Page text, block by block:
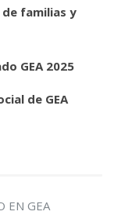
familias y
GEA 2025
de GEA
EN GEA